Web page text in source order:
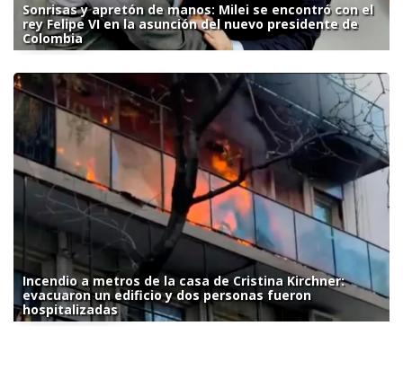
Sonrisas y apretón de manos: Milei se encontró con el
rey Felipe VI en la asunción del nuevo presidente de
Colombia
Incendio a metros de la casa de Cristina Kirchner:
evacuaron un edificio y dos personas fueron
hospitalizadas